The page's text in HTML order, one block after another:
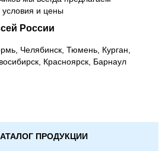
и цены
России
Челябинск, Тюмень, Курган,
Красноярск, Барнаул
ПРОДУКЦИИ